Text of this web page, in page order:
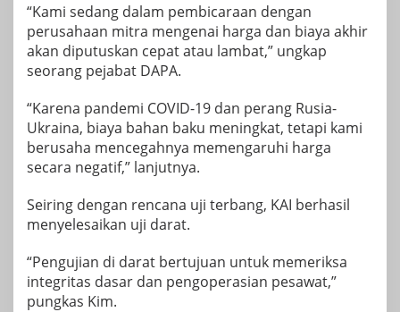
“Kami sedang dalam pembicaraan dengan
perusahaan mitra mengenai harga dan biaya akhir
akan diputuskan cepat atau lambat,” ungkap
seorang pejabat DAPA.
“Karena pandemi COVID-19 dan perang Rusia-
Ukraina, biaya bahan baku meningkat, tetapi kami
berusaha mencegahnya memengaruhi harga
secara negatif,” lanjutnya.
Seiring dengan rencana uji terbang, KAI berhasil
menyelesaikan uji darat.
“Pengujian di darat bertujuan untuk memeriksa
integritas dasar dan pengoperasian pesawat,”
pungkas Kim.